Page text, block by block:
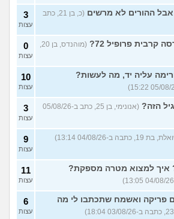
מה לעשות
10
18
עצות
של
ואישתי
בן
5
עצות
של
5
עצות
שאלות חדשות במדור
אבל ההורים לא מרשים
(כ, בן 21, כתב
3
עצות
קרבית פרופיל 72?
(מוהנדס, בן 20,
0
עצות
עליה יד, מה לעשות? 10
עצות
הזה?
(אנונימי, בן 25, כתב ב-05/08/26
3
עצות
19, כתבה ב-04/08/26 13:14) 9
עצות
איך למצוא מטרה מספקת? 11
עצות
ואשמח שתכתבו לי מה
6
עצות